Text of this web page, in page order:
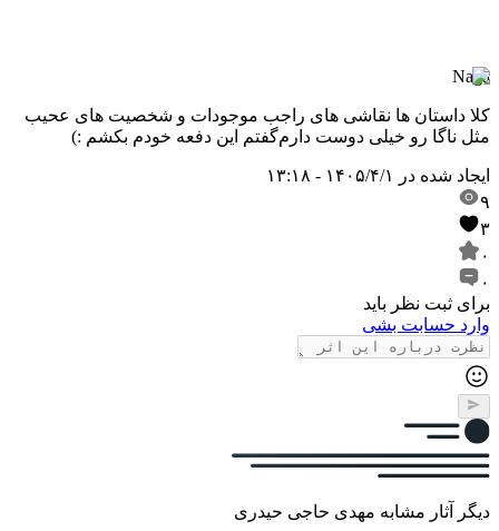
Naga
کلا داستان ها نقاشی های راجب موجودات و شخصیت های عحیب
مثل ناگا رو خیلی دوست دارمگفتم این دفعه خودم بکشم :)
ایجاد شده در
۱۴۰۵/۴/۱ - ۱۳:۱۸
۹
۳
۰
۰
برای ثبت نظر باید
وارد حسابت بشی
دیگر آثار مشابه مهدی حاجی حیدری